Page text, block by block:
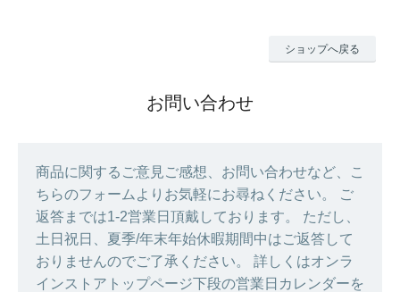
ショップへ戻る
お問い合わせ
商品に関するご意見ご感想、お問い合わせなど、こ
ちらのフォームよりお気軽にお尋ねください。 ご
返答までは1-2営業日頂戴しております。 ただし、
土日祝日、夏季/年末年始休暇期間中はご返答して
おりませんのでご了承ください。 詳しくはオンラ
インストアトップページ下段の営業日カレンダーを